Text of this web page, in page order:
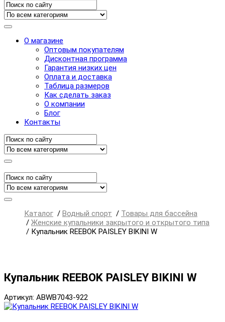
О магазине
Оптовым покупателям
Дисконтная программа
Гарантия низких цен
Оплата и доставка
Таблица размеров
Как сделать заказ
О компании
Блог
Контакты
Каталог / Водный спорт / Товары для бассейна
/ Женские купальники закрытого и открытого типа
/ Купальник REEBOK PAISLEY BIKINI W
Купальник REEBOK PAISLEY BIKINI W
Артикул: ABWB7043-922